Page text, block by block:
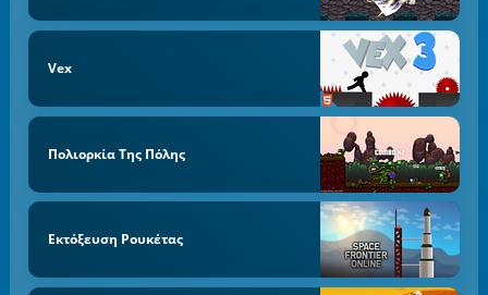
Vex
Πολιορκία Της Πόλης
Εκτόξευση Ρουκέτας